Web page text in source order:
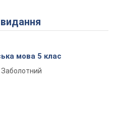
Play Video
видання
мова 5 клас
Заболотний